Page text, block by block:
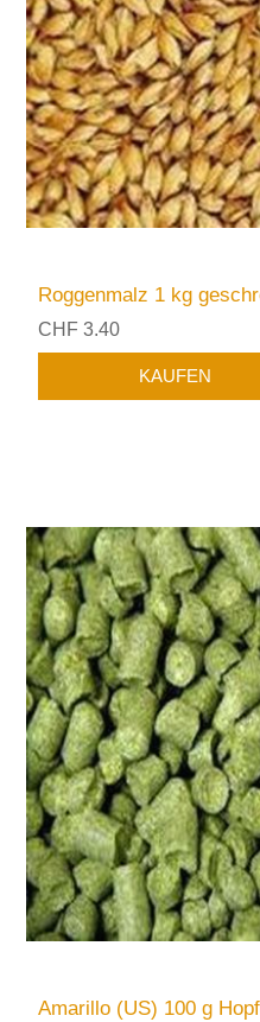
Roggenmalz 1 kg
CHF 3.40
Amarillo (US) 100 g